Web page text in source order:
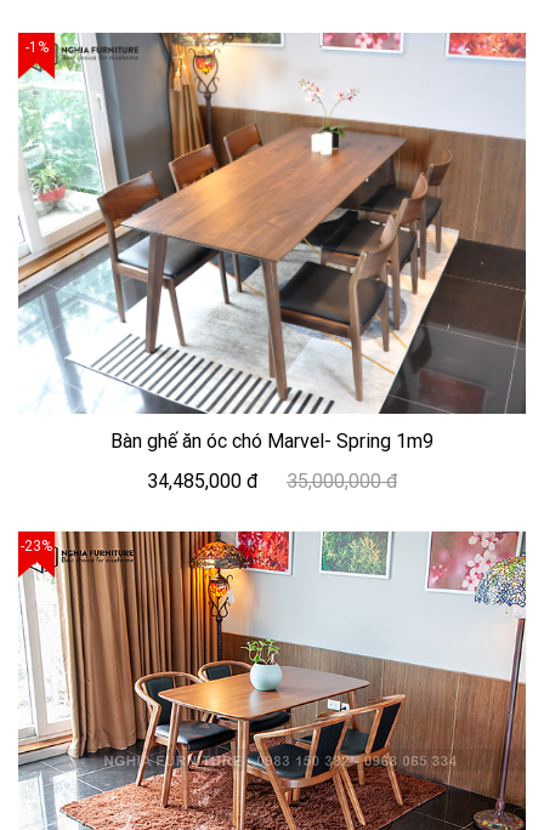
-1%
Bàn ghế ăn óc chó Marvel- Spring 1m9
34,485,000 đ
35,000,000 đ
-23%